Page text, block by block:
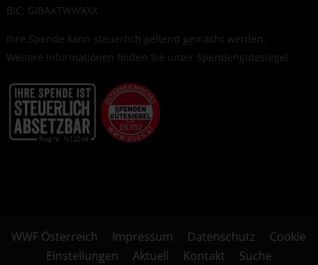
BIC: GIBAATWWXXX
Ihre Spende kann steuerlich geltend gemacht werden.
Weitere Informationen finden Sie unter Spendengütesiegel.
WWF Österreich Impressum Datenschutz
Cookie
Einstellungen
Aktuell Kontakt Suche